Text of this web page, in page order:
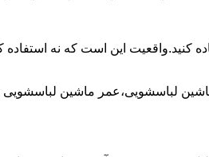
کنید.واقعیت این است که نه
ماشین لباسشویی،عمر ماشین